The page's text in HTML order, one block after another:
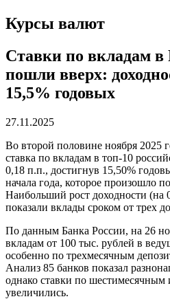
Курсы валют
Ставки по вкладам в
пошли вверх:
15,5% годовых
27.11.2025
Во второй половине ноября 2025
ставка по вкладам в топ-10
0,18 п.п., достигнув 15,50%
начала года, которое произошло
Наибольший рост доходности (на
показали вклады сроком от трех
По данным Банка России, на 26
вкладам от 100 тыс. рублей в
особенно по трехмесячным
Анализ 85 банков показал
однако ставки по
увеличились.